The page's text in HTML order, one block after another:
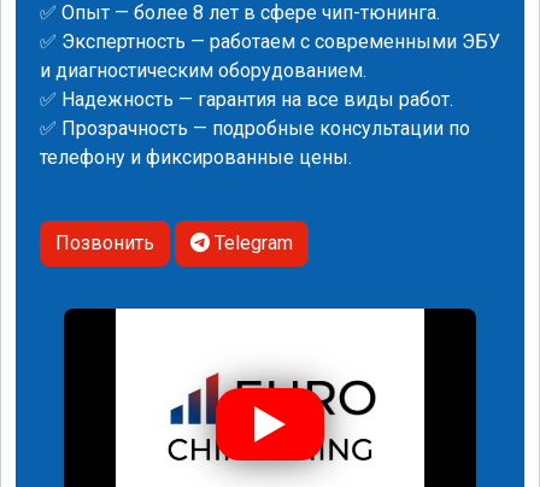
✅ Опыт — более 8 лет в сфере чип-тюнинга.
✅ Экспертность — работаем с современными ЭБУ
и диагностическим оборудованием.
✅ Надежность — гарантия на все виды работ.
✅ Прозрачность — подробные консультации по
телефону и фиксированные цены.
Позвонить Telegram